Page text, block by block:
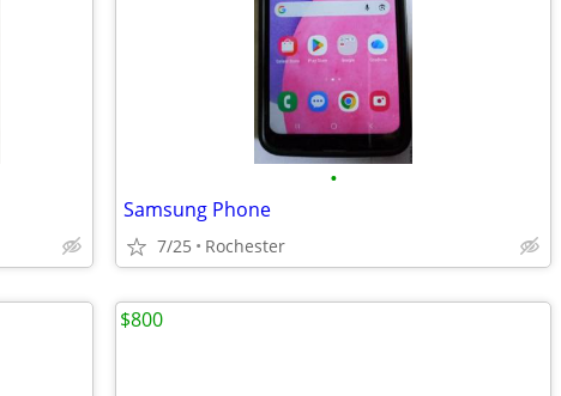
•
Samsung Phone
7/25 Rochester
$800